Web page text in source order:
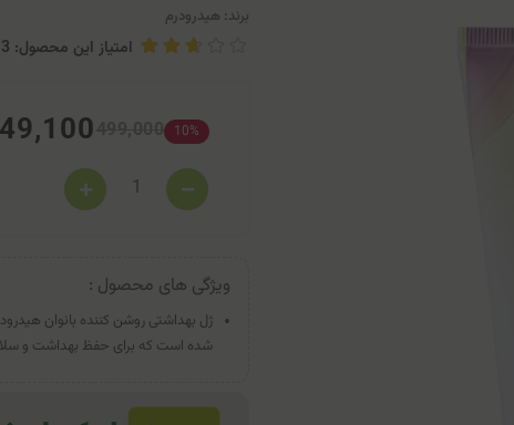
برند: هیدرودرم
امتیاز این محصول: 3.13
10%
ویژگی های محصول :
ژل بهداشتی روشن کننده بانوان
شده است که برای حفظ بهداشت و